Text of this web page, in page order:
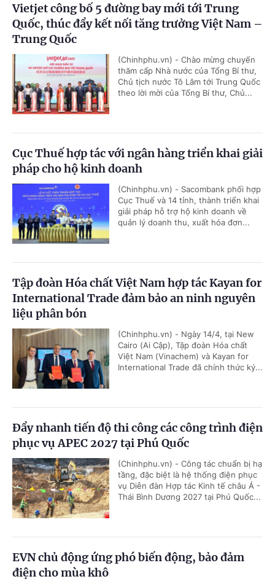
Vietjet công bố 5 đường bay mới tới Trung
Quốc, thúc đẩy kết nối tăng trưởng Việt Nam –
Trung Quốc
(Chinhphu.vn) - Chào mừng chuyến
thăm cấp Nhà nước của Tổng Bí thư,
Chủ tịch nước Tô Lâm tới Trung Quốc
theo lời mời của Tổng Bí thư, Chủ...
Cục Thuế hợp tác với ngân hàng triển khai giải
pháp cho hộ kinh doanh
(Chinhphu.vn) - Sacombank phối hợp
Cục Thuế và 14 tỉnh, thành triển khai
giải pháp hỗ trợ hộ kinh doanh về
quản lý doanh thu, xuất hóa đơn...
Tập đoàn Hóa chất Việt Nam hợp tác Kayan for
International Trade đảm bảo an ninh nguyên
liệu phân bón
(Chinhphu.vn) - Ngày 14/4, tại New
Cairo (Ai Cập), Tập đoàn Hóa chất
Việt Nam (Vinachem) và Kayan for
International Trade đã chính thức ký...
Đẩy nhanh tiến độ thi công các công trình điện
phục vụ APEC 2027 tại Phú Quốc
(Chinhphu.vn) - Công tác chuẩn bị hạ
tầng, đặc biệt là hệ thống điện phục
vụ Diễn đàn Hợp tác Kinh tế châu Á -
Thái Bình Dương 2027 tại Phú Quốc...
EVN chủ động ứng phó biến động, bảo đảm
điện cho mùa khô